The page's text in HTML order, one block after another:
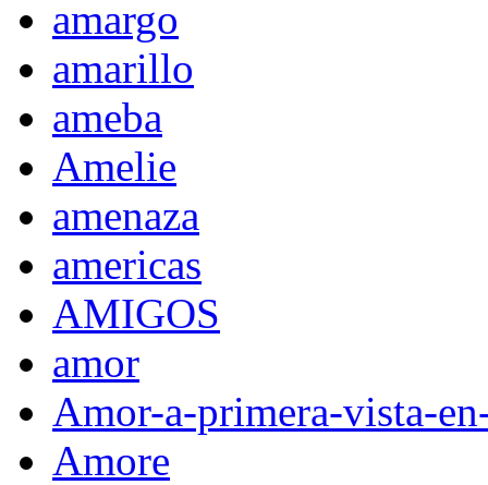
amargo
amarillo
ameba
Amelie
amenaza
americas
AMIGOS
amor
Amor-a-primera-vista-
Amore